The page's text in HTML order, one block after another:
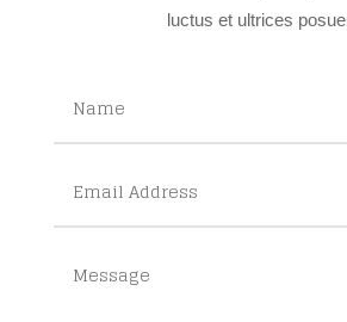
luctus et ultrices